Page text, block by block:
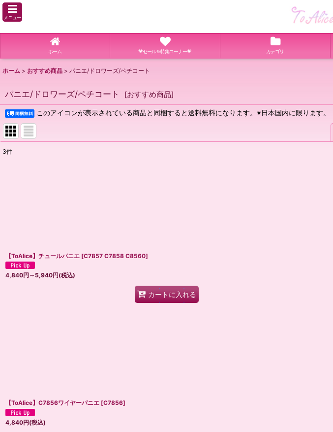
メニュー
ホーム 💗セール＆特集コーナー💗 カテゴリ
ホーム > おすすめ商品 > パニエ/ドロワーズ/ペチコート
パニエ/ドロワーズ/ペチコート [おすすめ商品]
このアイコンが表示されている商品と同梱すると送料無料になります。※日本国内に限ります。
3件
【ToAlice】チュールパニエ [C7857 C7858 C8560]
4,840円 ～5,940円(税込)
カートに入れる
【ToAlice】C7856ワイヤーパニエ [C7856]
4,840円(税込)